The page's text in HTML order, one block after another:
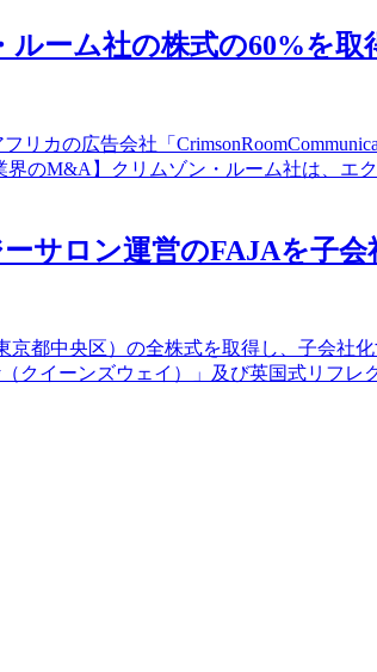
ルーム社の株式の60%を取
カの広告会社「
のM&A】クリムゾン・ルーム社は、エ
サロン運営のFAJAを子会
都中央区）の全株式を取得し、子会社
イーンズウェイ）」及び英国式リフレ